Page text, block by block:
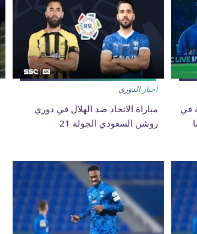
في
أخبار الدوري
مباراة الاتحاد ضد الهلال في دوري
روشن السعودي الجولة 21